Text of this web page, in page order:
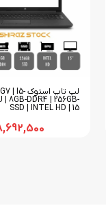
| 8GB-DDR4 | 256GB-
SSD | INTEL HD | 15